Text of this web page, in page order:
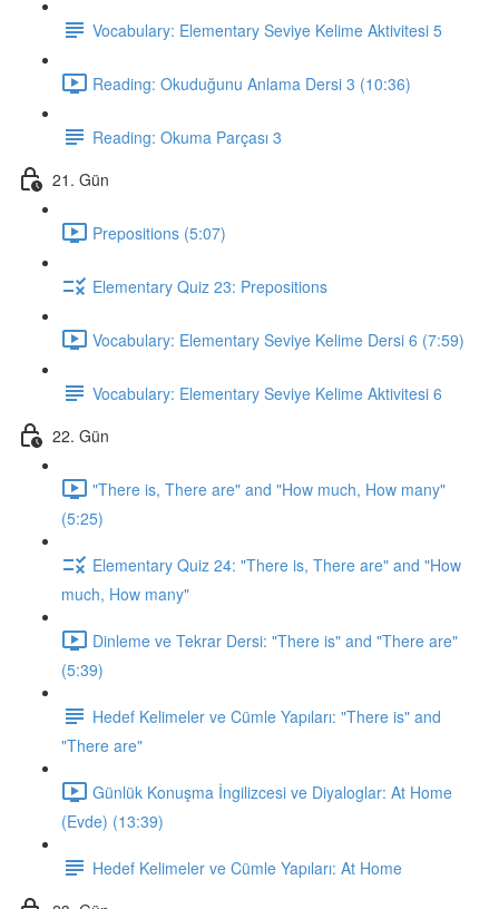
Vocabulary: Elementary Seviye Kelime Aktivitesi 5
Reading: Okuduğunu Anlama Dersi 3 (10:36)
Reading: Okuma Parçası 3
21. Gün
Prepositions (5:07)
Elementary Quiz 23: Prepositions
Vocabulary: Elementary Seviye Kelime Dersi 6 (7:59)
Vocabulary: Elementary Seviye Kelime Aktivitesi 6
22. Gün
"There is, There are" and "How much, How many"
(5:25)
Elementary Quiz 24: "There is, There are" and "How
much, How many"
Dinleme ve Tekrar Dersi: "There is" and "There are"
(5:39)
Hedef Kelimeler ve Cümle Yapıları: "There is" and
"There are"
Günlük Konuşma İngilizcesi ve Diyaloglar: At Home
(Evde) (13:39)
Hedef Kelimeler ve Cümle Yapıları: At Home